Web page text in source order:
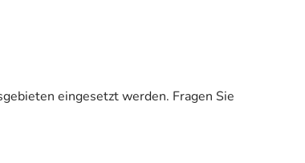
eingesetzt werden. Fragen Sie